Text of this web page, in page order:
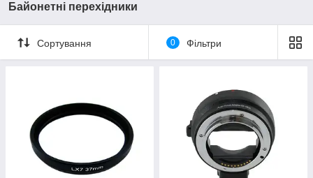
Байонетні перехідники
Сортування 0 Фільтри